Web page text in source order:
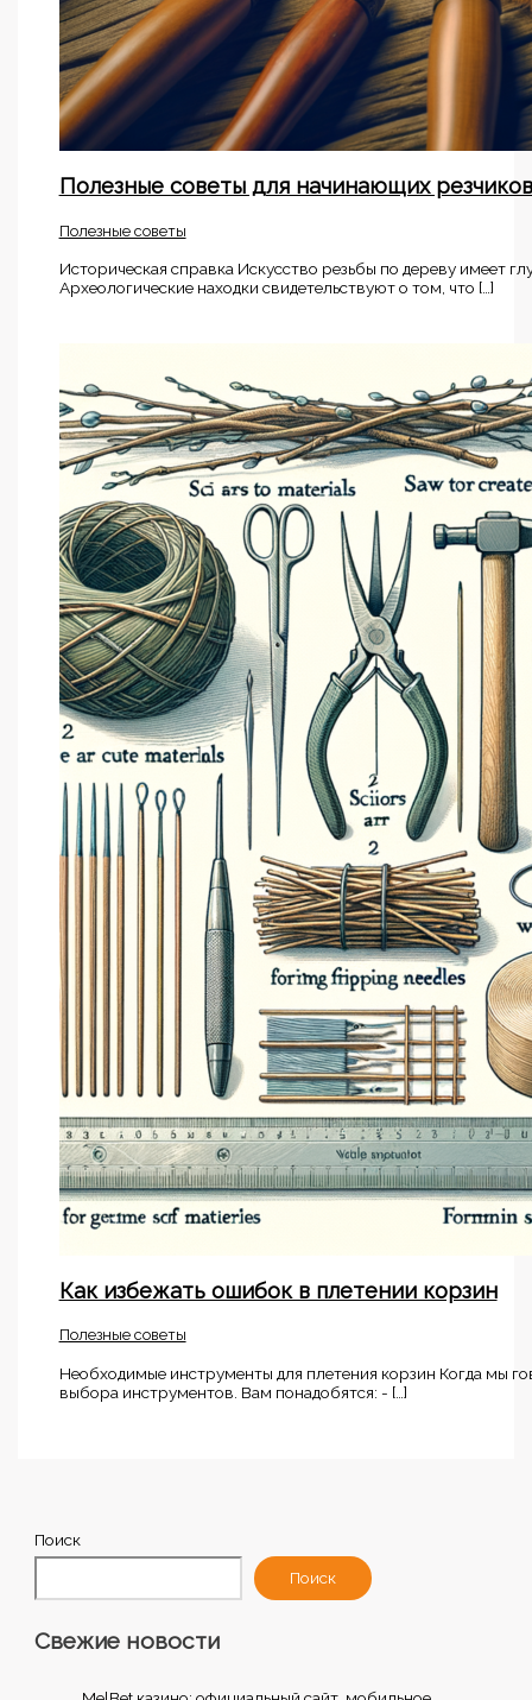
Полезные советы для начинающих резчиков
Полезные советы
Историческая справка Искусство резьбы по дереву имеет
Археологические находки свидетельствуют о том, что […]
Как избежать ошибок в плетении корзин
Полезные советы
Необходимые инструменты для плетения корзин Когда мы
выбора инструментов. Вам понадобятся: - […]
Поиск
Поиск
Свежие новости